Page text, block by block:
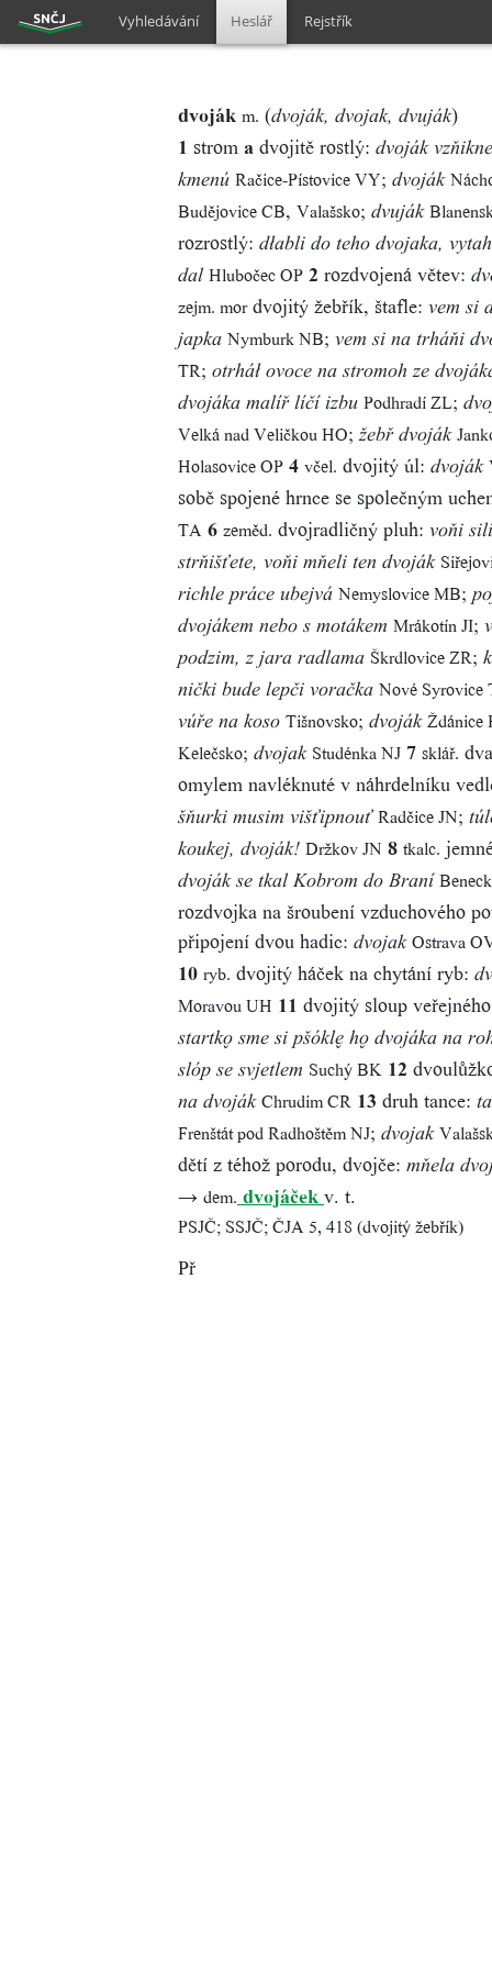
Vyhledávání Heslář Rejstřík
dvoják m. (dvoják, dvojak, dvuják)
1 strom a dvojitě rostlý: dvoják
kmenú Račice-Pístovice VY; dvoják
Budějovice CB, Valašsko; dvuják
rozrostlý: dłabli do teho dvojaka,
dal Hlubočec OP 2 rozdvojená větev:
zejm. mordvojitý žebřík, štafle: vem si
japka Nymburk NB; vem si na trháňi
TR; otrháł ovoce na stromoh ze
dvojáka malíř líčí izbu Podhradí ZL;
Velká nad Veličkou HO;žebř dvoják
Holasovice OP 4 včel. dvojitý úl: dvoják
sobě spojené hrnce se společným
TA 6 zeměd. dvojradličný pluh: voňi
strňišťete, voňi mňeli ten dvoják
richle práce ubejvá Nemyslovice MB;
dvojákem nebo s motákem Mrákotín JI;
podzim, z jara radlama Škrdlovice ZR;
nički bude lepči voračka Nové Syrovice
vúře na koso Tišnovsko; dvoják Ždánice
Kelečsko; dvojak Studénka NJ 7 sklář.
omylem navléknuté v náhrdelníku
šňurki musim višťipnouť Radčice JN;
koukej, dvoják! Držkov JN 8 tkalc.
dvoják se tkal Kobrom do Braní
rozdvojka na šroubení vzduchového
připojení dvou hadic: dvojak Ostrava
10 ryb. dvojitý háček na chytání ryb:
Moravou UH 11 dvojitý sloup
startk sme si pšókl h dvojáka na
slóp se svjetlem Suchý BK 12
na dvoják Chrudim CR 13 druh tance:
Frenštát pod Radhoštěm NJ; dvojak
dětí z téhož porodu, dvojče: mňela
→ dem. dvojáček v. t.
PSJČ; SSJČ; ČJA 5, 418 (dvojitý žebřík)
Př